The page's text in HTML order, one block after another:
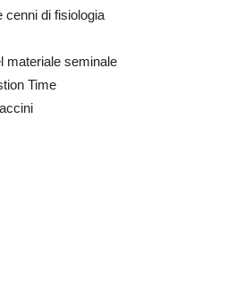
cenni di fisiologia
materiale seminale
Time